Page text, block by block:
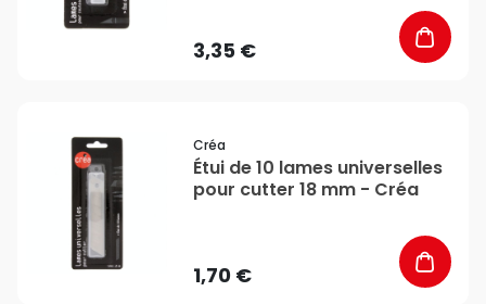
3,35 €
Créa
Étui de 10 lames universelles
pour cutter 18 mm - Créa
1,70 €